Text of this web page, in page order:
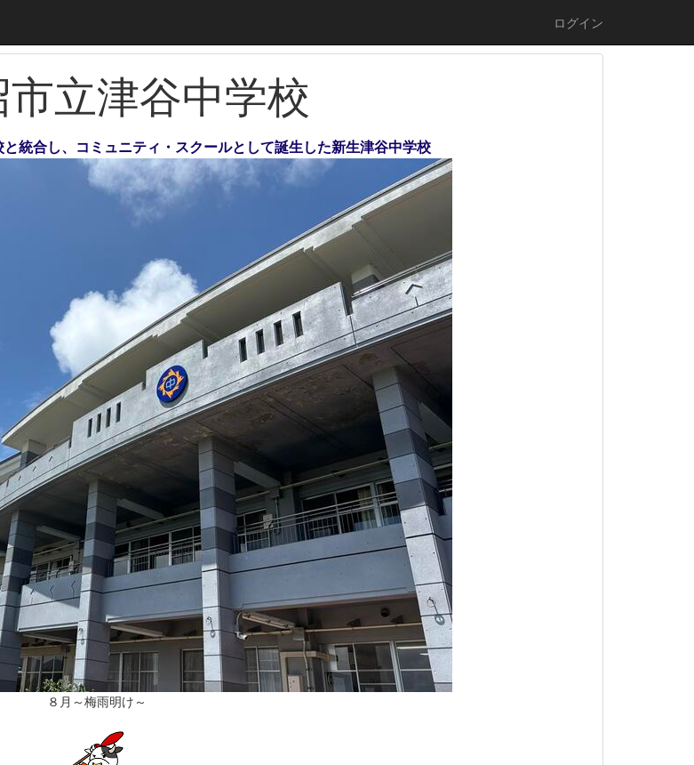
ログイン
立津谷中学校
統合し、コミュニティ・スクールとして誕生した新生津谷中学校
８月～梅雨明け～